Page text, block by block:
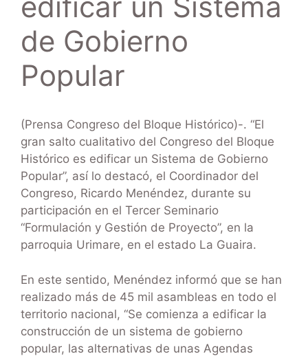
de Gobierno
Popular
(Prensa Congreso del Bloque Histórico)-. “El
gran salto cualitativo del Congreso del Bloque
Histórico es edificar un Sistema de Gobierno
Popular”, así lo destacó, el Coordinador del
Congreso, Ricardo Menéndez, durante su
participación en el Tercer Seminario
“Formulación y Gestión de Proyecto”, en la
parroquia Urimare, en el estado La Guaira.
En este sentido, Menéndez informó que se han
realizado más de 45 mil asambleas en todo el
territorio nacional, “Se comienza a edificar la
construcción de un sistema de gobierno
popular, las alternativas de unas Agendas